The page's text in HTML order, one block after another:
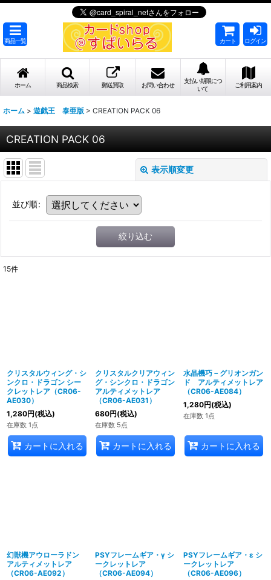
商品一覧 カート ログイン
ホーム 商品検索 郵送買取 お問い合わせ
支払い期限につ
いて
ご利用案内
ホーム > 遊戯王 泰亜版 > CREATION PACK 06
CREATION PACK 06
表示順変更
並び順:
絞り込む
15件
クリスタルウィング・シ
ンクロ・ドラゴン シー
クレットレア（CR06-
AE030）
1,280円(税込)
在庫数 1点
カートに入れる
クリスタルクリアウィン
グ・シンクロ・ドラゴン
アルティメットレア
（CR06-AE031）
680円(税込)
在庫数 5点
カートに入れる
水晶機巧－グリオンガン
ド アルティメットレア
（CR06-AE084）
1,280円(税込)
在庫数 1点
カートに入れる
幻獣機アウローラドン
アルティメットレア
（CR06-AE092）
PSYフレームギア・γ シ
ークレットレア
（CR06-AE094）
PSYフレームギア・ε シ
ークレットレア
（CR06-AE096）